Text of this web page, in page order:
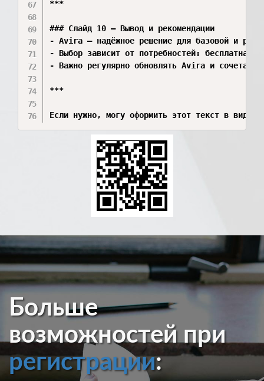
***
### Слайд 10 — Вывод и рекомендации
- Avira — надёжное решение для базовой и
- Выбор зависит от потребностей:
- Важно регулярно обновлять Avira и сочетать
***
Если нужно, могу оформить этот текст в виде
Больше
возможностей при
регистрации: